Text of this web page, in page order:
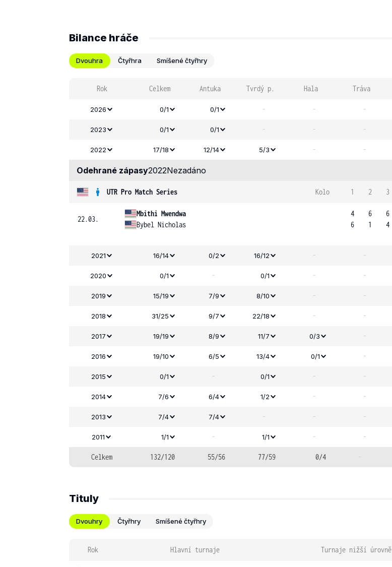
Bilance hráče
Dvouhra Čtyřhra Smíšené čtyřhry
Rok Celkem Antuka Tvrdý p. Hala Tráva
2026 0/1 0/1 - - -
2023 0/1 0/1 - - -
2022 17/18 12/14 5/3 - -
Odehrané zápasy2022Nezadáno
UTR Pro Match Series Kolo 1 2 3
22.03.
Mbithi Mwendwa
Bybel Nicholas
4
6
6
1
6
4
2021 16/14 0/2 16/12 - -
2020 0/1 - 0/1 - -
2019 15/19 7/9 8/10 - -
2018 31/25 9/7 22/18 - -
2017 19/19 8/9 11/7 0/3 -
2016 19/10 6/5 13/4 0/1 -
2015 0/1 - 0/1 - -
2014 7/6 6/4 1/2 - -
2013 7/4 7/4 - - -
2011 1/1 - 1/1 - -
Celkem 132/120 55/56 77/59 0/4 -
Tituly
Dvouhry Čtyřhry Smíšené čtyřhry
Rok Hlavní turnaje Turnaje nižší úrovně